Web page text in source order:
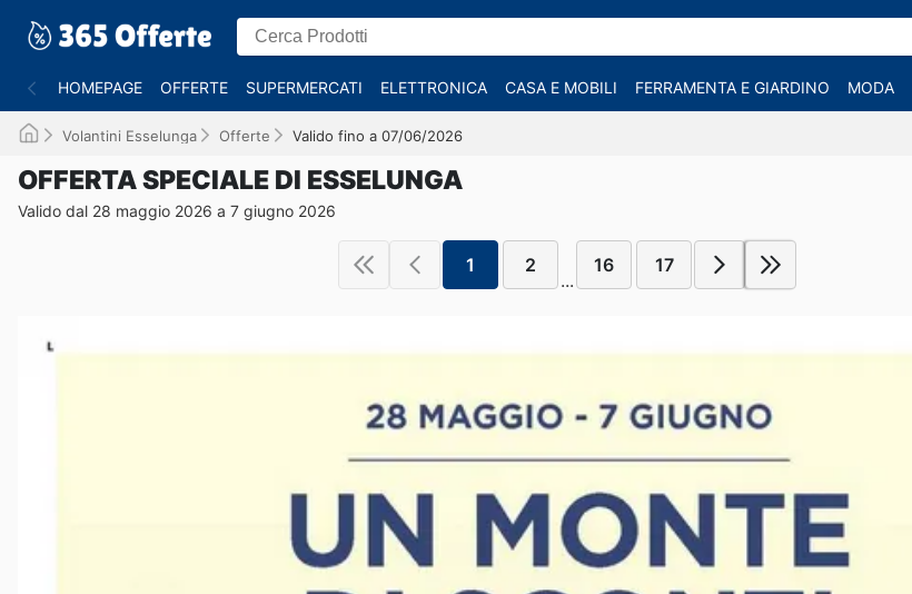
HOMEPAGE OFFERTE SUPERMERCATI ELETTRONICA CASA E MOBILI FERRAMENTA E GIARDINO MODA
Volantini Esselunga Offerte Valido fino a 07/06/2026
OFFERTA SPECIALE DI ESSELUNGA
Valido dal 28 maggio 2026 a 7 giugno 2026
1 2
...
16 17